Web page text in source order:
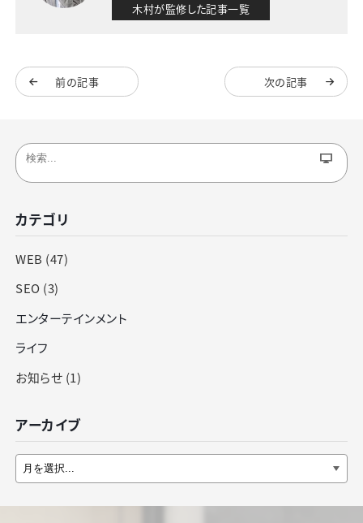
木村が監修した記事一覧
前の記事 次の記事
カテゴリ
WEB (47)
SEO (3)
エンターテインメント
ライフ
お知らせ (1)
アーカイブ